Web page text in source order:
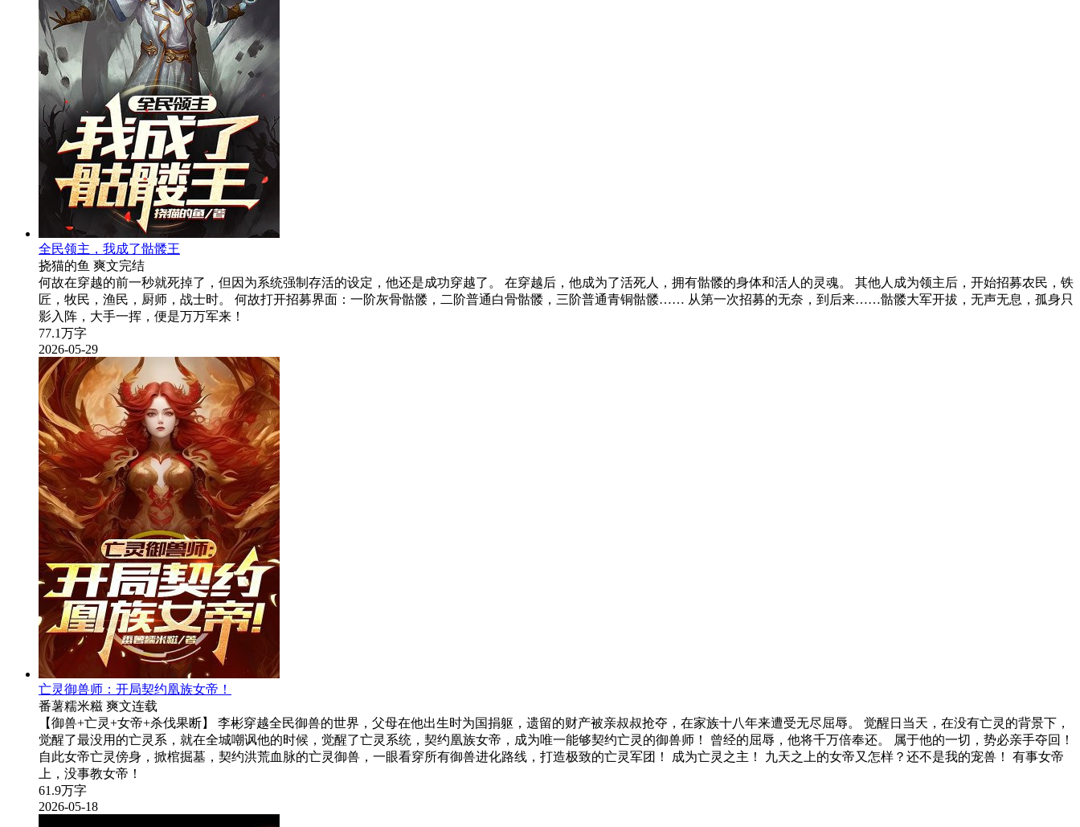
全民领主，我成了骷髅王
挠猫的鱼 爽文完结
何故在穿越的前一秒就死掉了，但因为系统强制存活的设定，他还是成功穿越了。 在穿越后，他成为了活死人，拥有骷髅的身体和活人的灵魂。 其他人成为领主后，开始招募农民，铁
匠，牧民，渔民，厨师，战士时。 何故打开招募界面：一阶灰骨骷髅，二阶普通白骨骷髅，三阶普通青铜骷髅…… 从第一次招募的无奈，到后来……骷髅大军开拔，无声无息，孤身只
影入阵，大手一挥，便是万万军来！
77.1万字
2026-05-29
亡灵御兽师：开局契约凰族女帝！
番薯糯米糍 爽文连载
【御兽+亡灵+女帝+杀伐果断】 李彬穿越全民御兽的世界，父母在他出生时为国捐躯，遗留的财产被亲叔叔抢夺，在家族十八年来遭受无尽屈辱。 觉醒日当天，在没有亡灵的背景下，
觉醒了最没用的亡灵系，就在全城嘲讽他的时候，觉醒了亡灵系统，契约凰族女帝，成为唯一能够契约亡灵的御兽师！ 曾经的屈辱，他将千万倍奉还。 属于他的一切，势必亲手夺回！
自此女帝亡灵傍身，掀棺掘墓，契约洪荒血脉的亡灵御兽，一眼看穿所有御兽进化路线，打造极致的亡灵军团！ 成为亡灵之主！ 九天之上的女帝又怎样？还不是我的宠兽！ 有事女帝
上，没事教女帝！
61.9万字
2026-05-18